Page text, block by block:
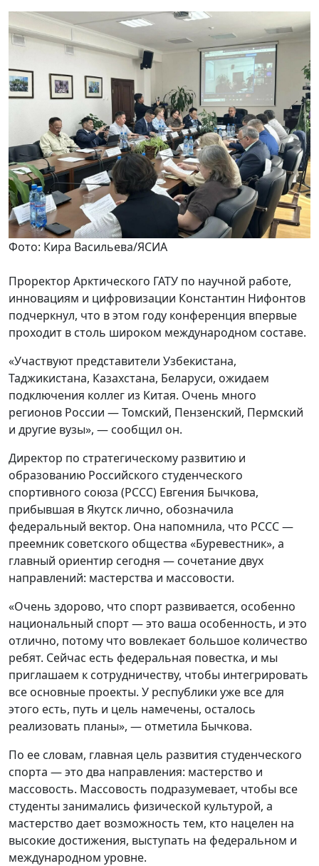
Фото: Кира Васильева/ЯСИА
Проректор Арктического ГАТУ по научной работе,
инновациям и цифровизации Константин Нифонтов
подчеркнул, что в этом году конференция впервые
проходит в столь широком международном составе.
«Участвуют представители Узбекистана,
Таджикистана, Казахстана, Беларуси, ожидаем
подключения коллег из Китая. Очень много
регионов России — Томский, Пензенский, Пермский
и другие вузы», — сообщил он.
Директор по стратегическому развитию и
образованию Российского студенческого
спортивного союза (РССС) Евгения Бычкова,
прибывшая в Якутск лично, обозначила
федеральный вектор. Она напомнила, что РССС —
преемник советского общества «Буревестник», а
главный ориентир сегодня — сочетание двух
направлений: мастерства и массовости.
«Очень здорово, что спорт развивается, особенно
национальный спорт — это ваша особенность, и это
отлично, потому что вовлекает большое количество
ребят. Сейчас есть федеральная повестка, и мы
приглашаем к сотрудничеству, чтобы интегрировать
все основные проекты. У республики уже все для
этого есть, путь и цель намечены, осталось
реализовать планы», — отметила Бычкова.
По ее словам, главная цель развития студенческого
спорта — это два направления: мастерство и
массовость. Массовость подразумевает, чтобы все
студенты занимались физической культурой, а
мастерство дает возможность тем, кто нацелен на
высокие достижения, выступать на федеральном и
международном уровне.